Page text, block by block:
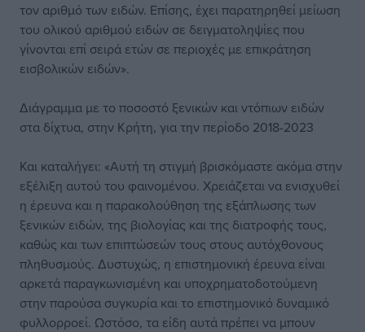
τον αριθμό των ειδών. Επίσης, έχει παρατηρηθεί μείωση
του ολικού αριθμού ειδών σε δειγματοληψίες που
γίνονται επί σειρά ετών σε περιοχές με επικράτηση
εισβολικών ειδών».
Διάγραμμα με το ποσοστό ξενικών και ντόπιων ειδών
στα δίχτυα, στην Κρήτη, για την περίοδο 2018-2023
Και καταλήγει: «Αυτή τη στιγμή βρισκόμαστε ακόμα στην
εξέλιξη αυτού του φαινομένου. Χρειάζεται να ενισχυθεί
η έρευνα και η παρακολούθηση της εξάπλωσης των
ξενικών ειδών, της βιολογίας και της διατροφής τους,
καθώς και των επιπτώσεών τους στους αυτόχθονους
πληθυσμούς. Δυστυχώς, η επιστημονική έρευνα είναι
αρκετά παραγκωνισμένη και υποχρηματοδοτούμενη
στην παρούσα συγκυρία και το επιστημονικό δυναμικό
φυλλορροεί. Ωστόσο, τα είδη αυτά πρέπει να μπουν